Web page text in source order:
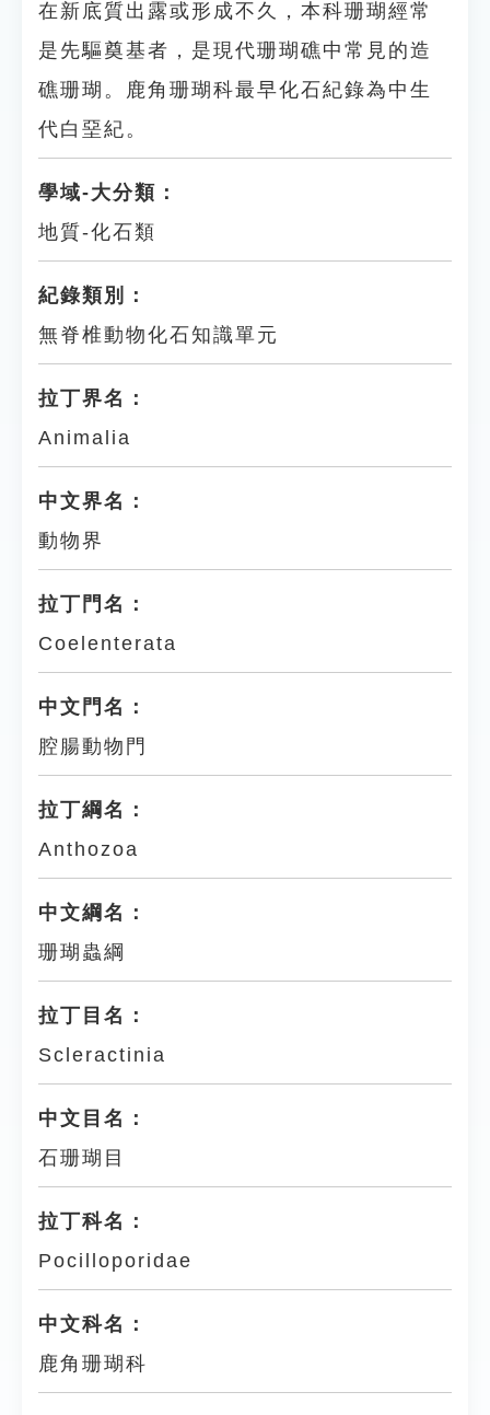
在新底質出露或形成不久，本科珊瑚經常
是先驅奠基者，是現代珊瑚礁中常見的造
礁珊瑚。鹿角珊瑚科最早化石紀錄為中生
代白堊紀。
學域-大分類：
地質-化石類
紀錄類別：
無脊椎動物化石知識單元
拉丁界名：
Animalia
中文界名：
動物界
拉丁門名：
Coelenterata
中文門名：
腔腸動物門
拉丁綱名：
Anthozoa
中文綱名：
珊瑚蟲綱
拉丁目名：
Scleractinia
中文目名：
石珊瑚目
拉丁科名：
Pocilloporidae
中文科名：
鹿角珊瑚科